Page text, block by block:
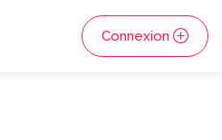
Connexion